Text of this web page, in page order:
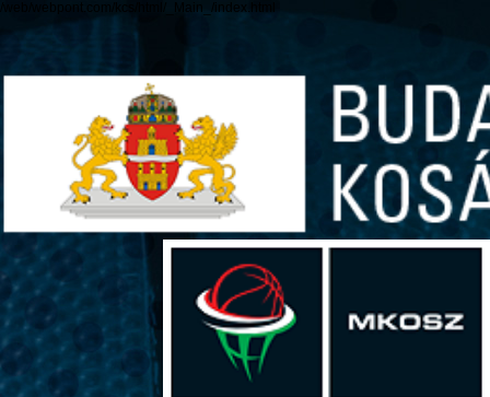
/web/webpont.com/kcs/html/_Main_/index.html